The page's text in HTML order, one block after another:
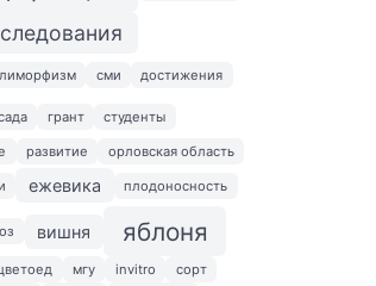
сми достижения
грант студенты
развитие орловская область
ежевика плодоносность
вишня яблоня
мгу invitro
сорт